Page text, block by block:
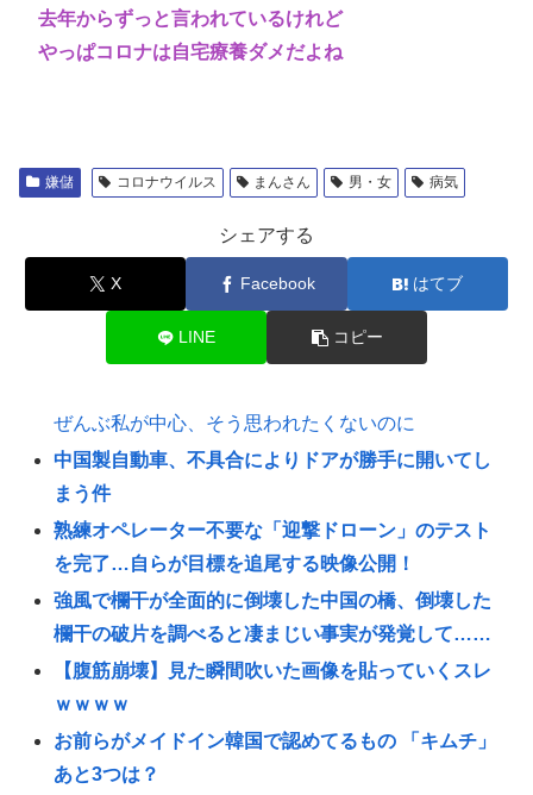
去年からずっと言われているけれど
やっぱコロナは自宅療養ダメだよね
嫌儲 コロナウイルス まんさん 男・女 病気
シェアする
X Facebook はてブ
LINE コピー
ぜんぶ私が中心、そう思われたくないのに
中国製自動車、不具合によりドアが勝手に開いてし
まう件
熟練オペレーター不要な「迎撃ドローン」のテスト
を完了…自らが目標を追尾する映像公開！
強風で欄干が全面的に倒壊した中国の橋、倒壊した
欄干の破片を調べると凄まじい事実が発覚して……
【腹筋崩壊】見た瞬間吹いた画像を貼っていくスレ
ｗｗｗｗ
お前らがメイドイン韓国で認めてるもの 「キムチ」
あと3つは？